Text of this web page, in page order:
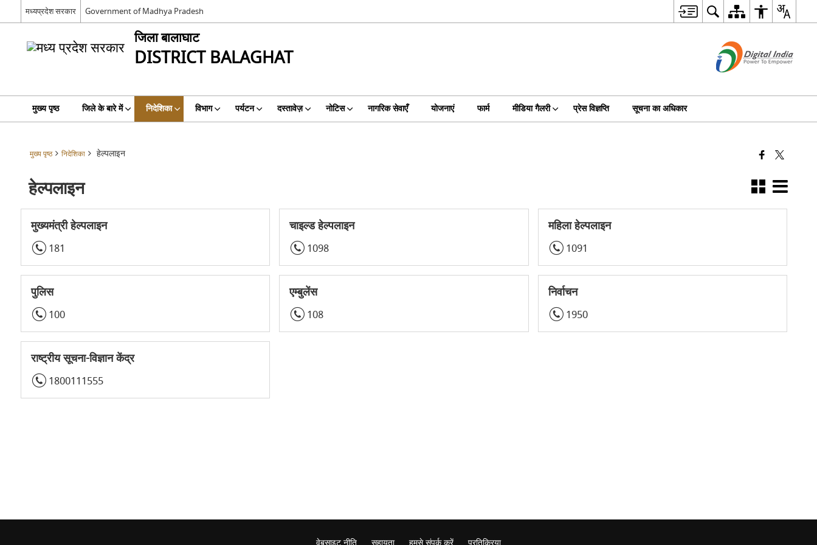
मध्यप्रदेश सरकार Government of Madhya Pradesh
जिला बालाघाट
DISTRICT BALAGHAT
मुख्य पृष्ठ जिले के बारे में निदेशिका विभाग पर्यटन दस्तावेज़ नोटिस नागरिक सेवाएँ योजनाएं फार्म मीडिया गैलरी प्रेस विज्ञप्ति सूचना का अधिकार
मुख्य पृष्ठ निदेशिका हेल्पलाइन
हेल्पलाइन
मुख्यमंत्री हेल्पलाइन
181
चाइल्ड हेल्पलाइन
1098
महिला हेल्पलाइन
1091
पुलिस
100
एम्बुलेंस
108
निर्वाचन
1950
राष्ट्रीय सूचना-विज्ञान केंद्र
1800111555